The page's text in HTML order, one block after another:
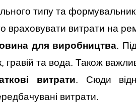
типу та
враховувати витрати на
для виробництва.
гравій та вода. Також
витрати. Сюди
витрати.